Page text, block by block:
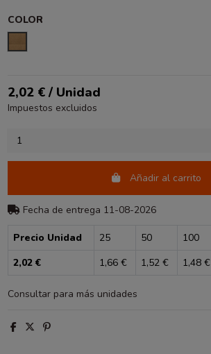
COLOR
2,02 € / Unidad
Impuestos excluidos
Añadir al carrito
Fecha de entrega 11-08-2026
Precio Unidad 25 50 100
2,02 €
1,66 € 1,52 € 1,48 €
Consultar para más unidades